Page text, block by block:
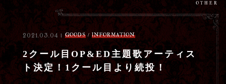
Story
Characters
Goods
OTHER
2021.03.04 | GOODS/ INFORMATION
2クール目OP&ED主題歌アーティス
ト決定！1クール目より続投！